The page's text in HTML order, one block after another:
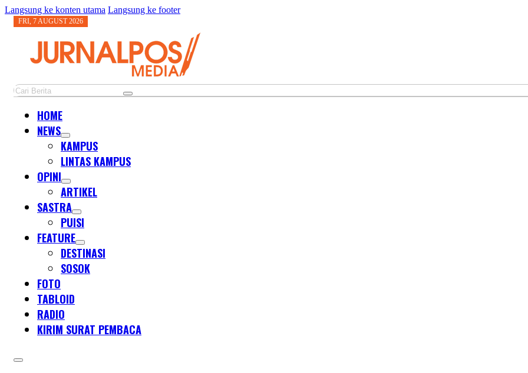
Langsung ke konten utama Langsung ke footer
FRI, 7 AUGUST 2026
Cari
HOME
NEWS
KAMPUS
LINTAS KAMPUS
OPINI
ARTIKEL
SASTRA
PUISI
FEATURE
DESTINASI
SOSOK
FOTO
TABLOID
RADIO
KIRIM SURAT PEMBACA